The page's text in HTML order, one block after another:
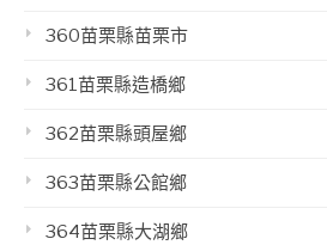
360苗栗縣苗栗市
361苗栗縣造橋鄉
362苗栗縣頭屋鄉
363苗栗縣公館鄉
364苗栗縣大湖鄉